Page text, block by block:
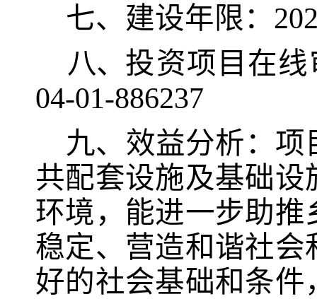
七、建设年限：
八、 投资项目在
04-01-886237
九、 效益分析： 项
共配套设施及基础
环境，能进一步助
稳定、营造和谐社
好的社会基础和条件